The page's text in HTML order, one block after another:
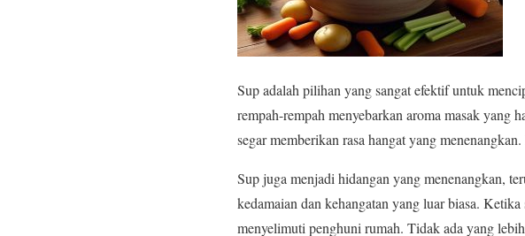
Sup adalah pilihan yang sangat efektif untuk
rempah-rempah menyebarkan aroma masak yang
segar memberikan rasa hangat yang
Sup juga menjadi hidangan yang menenangkan,
kedamaian dan kehangatan yang luar biasa.
menyelimuti penghuni rumah. Tidak ada yang